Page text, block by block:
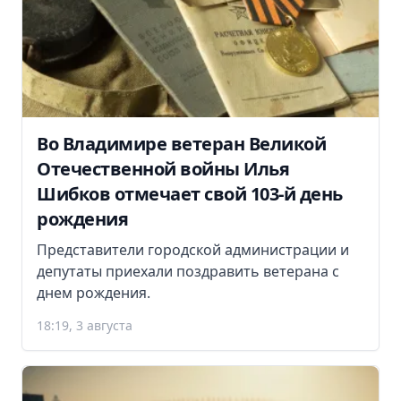
Во Владимире ветеран Великой
Отечественной войны Илья
Шибков отмечает свой 103-й день
рождения
Представители городской администрации и
депутаты приехали поздравить ветерана с
днем рождения.
18:19, 3 августа